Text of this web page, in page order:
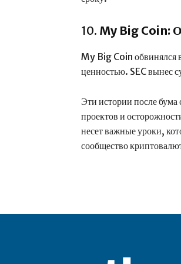
10. My Big Coin:
My Big Coin обвинялся
ценностью. SEC вынес
Эти истории после
проектов и
несет важные уроки,
сообщество